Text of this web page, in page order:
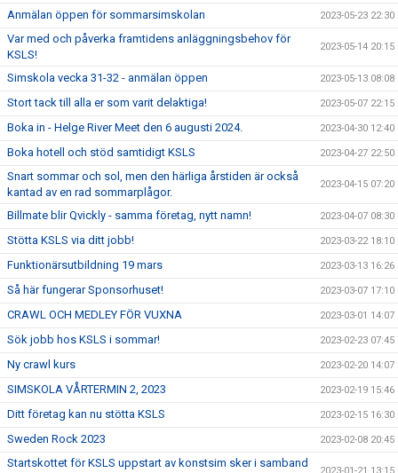
Anmälan öppen för sommarsimskolan 2023-05-23 22:30
Var med och påverka framtidens anläggningsbehov för
KSLS!
2023-05-14 20:15
Simskola vecka 31-32 - anmälan öppen 2023-05-13 08:08
Stort tack till alla er som varit delaktiga! 2023-05-07 22:15
Boka in - Helge River Meet den 6 augusti 2024. 2023-04-30 12:40
Boka hotell och stöd samtidigt KSLS 2023-04-27 22:50
Snart sommar och sol, men den härliga årstiden är också
kantad av en rad sommarplågor.
2023-04-15 07:20
Billmate blir Qvickly - samma företag, nytt namn! 2023-04-07 08:30
Stötta KSLS via ditt jobb! 2023-03-22 18:10
Funktionärsutbildning 19 mars 2023-03-13 16:26
Så här fungerar Sponsorhuset! 2023-03-07 17:10
CRAWL OCH MEDLEY FÖR VUXNA 2023-03-01 14:07
Sök jobb hos KSLS i sommar! 2023-02-23 07:45
Ny crawl kurs 2023-02-20 14:07
SIMSKOLA VÅRTERMIN 2, 2023 2023-02-19 15:46
Ditt företag kan nu stötta KSLS 2023-02-15 16:30
Sweden Rock 2023 2023-02-08 20:45
Startskottet för KSLS uppstart av konstsim sker i samband